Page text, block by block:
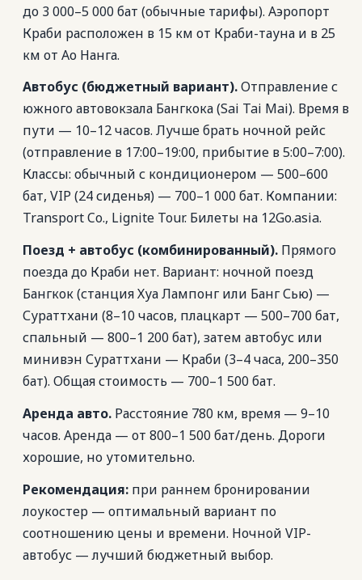
до 3 000–5 000 бат (обычные тарифы). Аэропорт
Краби расположен в 15 км от Краби-тауна и в 25
км от Ао Нанга.
Автобус (бюджетный вариант).Отправление с
южного автовокзала Бангкока (Sai Tai Mai). Время в
пути — 10–12 часов. Лучше брать ночной рейс
(отправление в 17:00–19:00, прибытие в 5:00–7:00).
Классы: обычный с кондиционером — 500–600
бат, VIP (24 сиденья) — 700–1 000 бат. Компании:
Transport Co., Lignite Tour. Билеты на 12Go.asia.
Поезд + автобус (комбинированный). Прямого
поезда до Краби нет. Вариант: ночной поезд
Бангкок (станция Хуа Лампонг или Банг Сью) —
Сураттхани (8–10 часов, плацкарт — 500–700 бат,
спальный — 800–1 200 бат), затем автобус или
минивэн Сураттхани — Краби (3–4 часа, 200–350
бат). Общая стоимость — 700–1 500 бат.
Аренда авто. Расстояние 780 км, время — 9–10
часов. Аренда — от 800–1 500 бат/день. Дороги
хорошие, но утомительно.
Рекомендация: при раннем бронировании
лоукостер — оптимальный вариант по
соотношению цены и времени. Ночной VIP-
автобус — лучший бюджетный выбор.